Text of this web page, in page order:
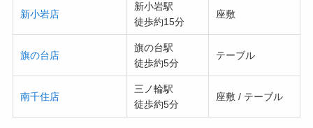
新小岩店
新小岩駅
徒歩約15分
座敷
旗の台店
旗の台駅
徒歩約5分
テーブル
南千住店
三ノ輪駅
徒歩約5分
座敷 / テーブル